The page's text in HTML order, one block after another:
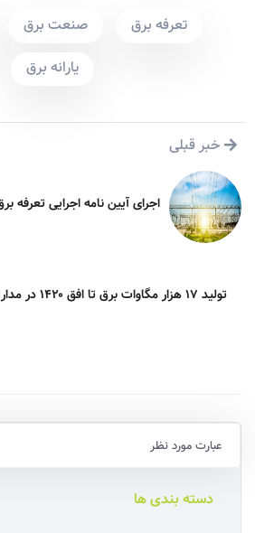
تعرفه برق صنعت برق
یارانه برق
خبر قبلی
اجرای آیین نامه اجرایی تعرفه
تولید ۱۷ هزار
دسته بندی ها